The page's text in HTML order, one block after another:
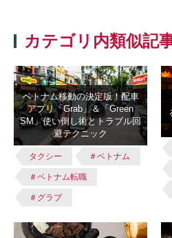
カテゴリ内類似記
ベトナム移動の決定版！配車
アプリ「Grab」＆「Green
SM」使い倒し術とトラブル回
避テクニック
タクシー ＃ベトナム
＃ベトナム転職
＃グラブ